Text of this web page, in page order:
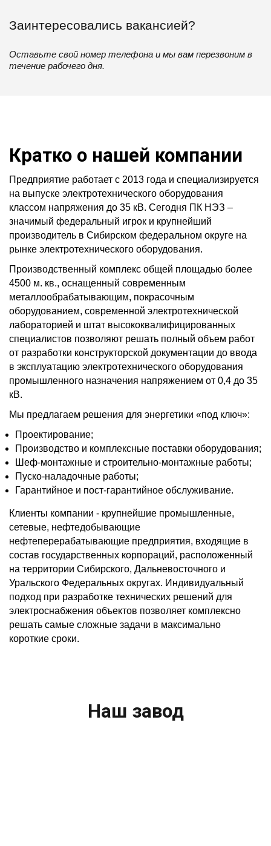
Заинтересовались вакансией?
Оставьте свой номер телефона и мы вам перезвоним в
течение рабочего дня.
Кратко о нашей компании
Предприятие работает с 2013 года и специализируется
на выпуске электротехнического оборудования
классом напряжения до 35 кВ. Сегодня ПК НЭЗ –
значимый федеральный игрок и крупнейший
производитель в Сибирском федеральном округе на
рынке электротехнического оборудования.
Производственный комплекс общей площадью более
4500 м. кв., оснащенный современным
металлообрабатывающим, покрасочным
оборудованием, современной электротехнической
лабораторией и штат высококвалифицированных
специалистов позволяют решать полный объем работ
от разработки конструкторской документации до ввода
в эксплуатацию электротехнического оборудования
промышленного назначения напряжением от 0,4 до 35
кВ.
Мы предлагаем решения для энергетики «под ключ»:
Проектирование;
Производство и комплексные поставки оборудования;
Шеф-монтажные и строительно-монтажные работы;
Пуско-наладочные работы;
Гарантийное и пост-гарантийное обслуживание.
Клиенты компании - крупнейшие промышленные,
сетевые, нефтедобывающие
нефтеперерабатывающие предприятия, входящие в
состав государственных корпораций, расположенный
на территории Сибирского, Дальневосточного и
Уральского Федеральных округах. Индивидуальный
подход при разработке технических решений для
электроснабжения объектов позволяет комплексно
решать самые сложные задачи в максимально
короткие сроки.
Наш завод